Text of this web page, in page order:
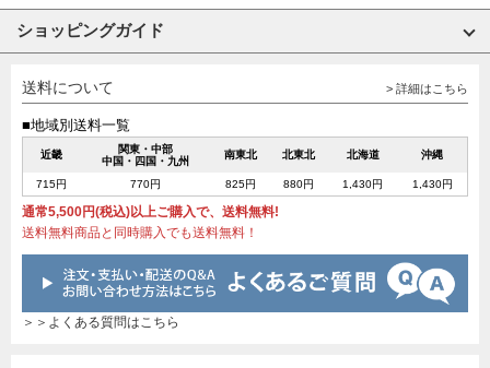
ショッピングガイド
送料について > 詳細はこちら
■地域別送料一覧
近畿
関東・中部
中国・四国・九州
南東北 北東北 北海道 沖縄
715円 770円 825円 880円 1,430円 1,430円
通常5,500円(税込)以上ご購入で、送料無料!
送料無料商品と同時購入でも送料無料！
＞＞よくある質問はこちら